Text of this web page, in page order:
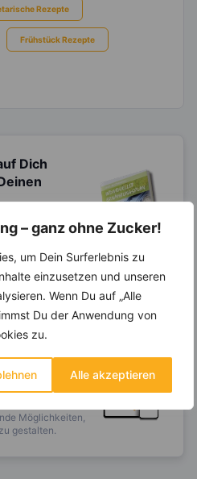
– ganz ohne Zucker!
um Dein Surferlebnis zu
einzusetzen und unseren
Wenn Du auf „Alle
Du der Anwendung von
zu.
Alle akzeptieren
Rezepte
Frühstück Rezepte
Dich
gesamten
mehr?
Möglichkeiten,
gestalten.